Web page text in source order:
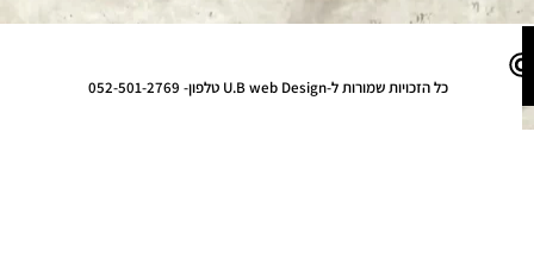
כל הזכויות שמורות ל-U.B web Design טלפון- 052-501-2769